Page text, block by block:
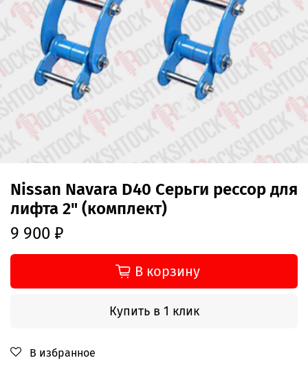
Nissan Navara D40 Серьги рессор для
лифта 2" (комплект)
9 900 ₽
В корзину
Купить в 1 клик
В избранное